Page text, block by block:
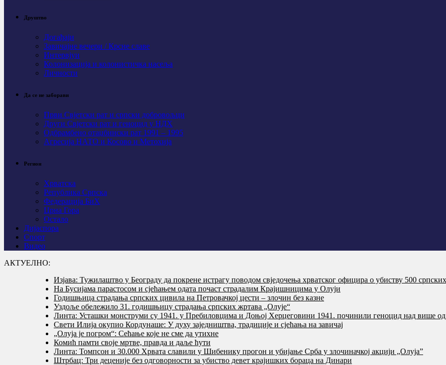
Друштво
Догађаји
Завичајне вечери / Крсне славе
Интервјуи
Колонизација и колонистичка насеља
Личности
Да се не заборави
Први Свјeтски рат и српски добровољци
Други Свјетски рат и геноцид у НДХ
Одбрамбено отаџбински рат 1991 – 1995
Агресија НАТО и Косово и Метохија
Регион
Хрватска
Република Српска
Федерација БиХ
Црна Гора
Остало
Дијаспора
Спорт
Видео
АКТУЕЛНО:
Изјава: Тужилаштво у Београду да покрене истрагу поводом свједочења хрватског официра о убиству 500
На Бусијама парастосом и сјећањем одата почаст страдалим Крајишницима у Олуји
Годишњица страдања српских цивила на Петровачкој цести – злочин без казне
Уздоље обележило 31. годишњицу страдања српских жртава „Олује“
Линта: Усташки монструми су 1941. у Пребиловцима и Доњој Херцеговини 1941. починили геноцид над више
Свети Илија окупио Кордунаше: У духу заједништва, традиције и сјећања на завичај
„Олуја је погром“: Сећање које не сме да утихне
Комић памти своје мртве, правда и даље ћути
Линта: Томпсон и 30.000 Хрвата славили у Шибенику прогон и убијање Срба у злочиначкој акцији „Олуја”
Штрбац: Три деценије без одговорности за убиство девет крајишких бораца на Динари